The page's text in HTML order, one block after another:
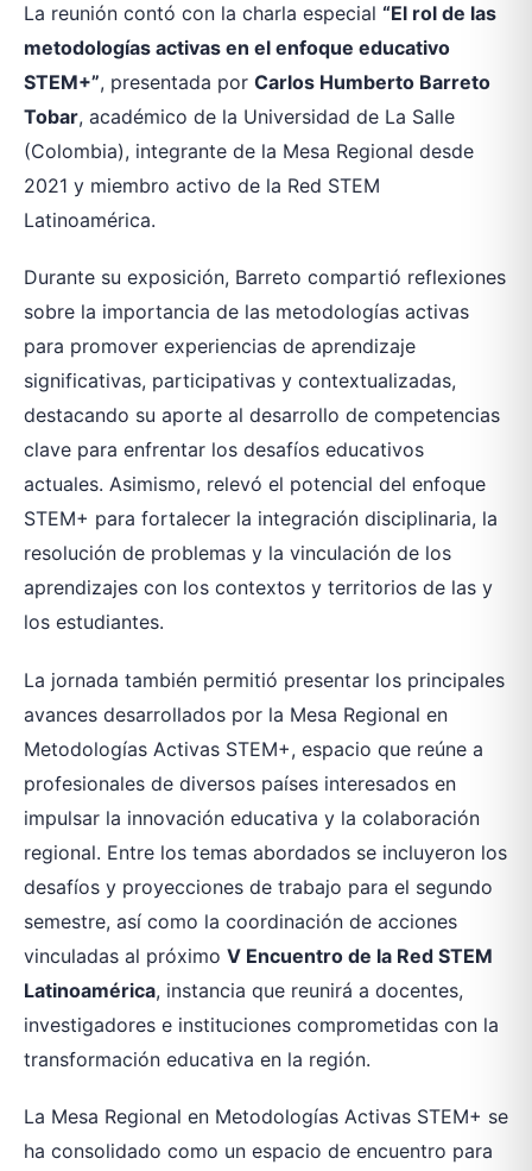
La reunión contó con la charla especial “El rol de las
metodologías activas en el enfoque educativo
STEM+”, presentada por Carlos Humberto Barreto
Tobar, académico de la Universidad de La Salle
(Colombia), integrante de la Mesa Regional desde
2021 y miembro activo de la Red STEM
Latinoamérica.
Durante su exposición, Barreto compartió reflexiones
sobre la importancia de las metodologías activas
para promover experiencias de aprendizaje
significativas, participativas y contextualizadas,
destacando su aporte al desarrollo de competencias
clave para enfrentar los desafíos educativos
actuales. Asimismo, relevó el potencial del enfoque
STEM+ para fortalecer la integración disciplinaria, la
resolución de problemas y la vinculación de los
aprendizajes con los contextos y territorios de las y
los estudiantes.
La jornada también permitió presentar los principales
avances desarrollados por la Mesa Regional en
Metodologías Activas STEM+, espacio que reúne a
profesionales de diversos países interesados en
impulsar la innovación educativa y la colaboración
regional. Entre los temas abordados se incluyeron los
desafíos y proyecciones de trabajo para el segundo
semestre, así como la coordinación de acciones
vinculadas al próximo V Encuentro de la Red STEM
Latinoamérica, instancia que reunirá a docentes,
investigadores e instituciones comprometidas con la
transformación educativa en la región.
La Mesa Regional en Metodologías Activas STEM+ se
ha consolidado como un espacio de encuentro para